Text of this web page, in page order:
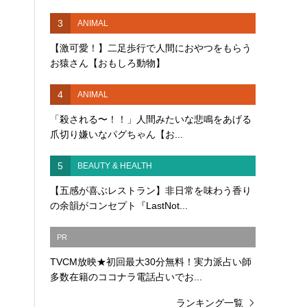
3 ANIMAL
【激可愛！】二足歩行で人間におやつをもらう
お猿さん【おもしろ動物】
4 ANIMAL
「殺される〜！！」人間みたいな悲鳴をあげる
爪切り嫌いなパグちゃん【お...
5 BEAUTY & HEALTH
【五感が喜ぶレストラン】非日常を味わう香り
の余韻がコンセプト『LastNot...
PR
TVCM放映★初回最大30分無料！実力派占い師
多数在籍のココナラ電話占いでお...
ランキング一覧